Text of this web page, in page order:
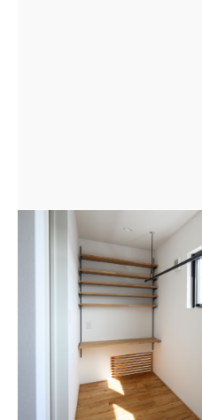
２階ホールは物干しスペー
ーバーは、LDKとつながり